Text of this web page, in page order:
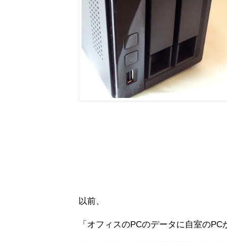
以前、
「オフィスのPCのデータに自室の